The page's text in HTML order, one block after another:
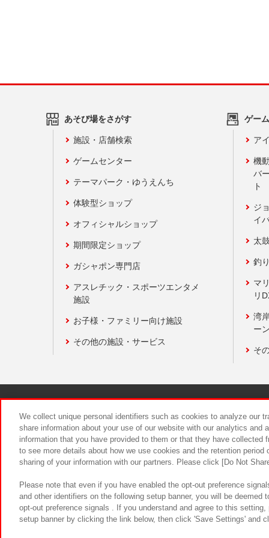
あそび場をさがす
施設・店舗検索
ゲームセンター
テーマパーク・ゆうえんち
体験型ショップ
オフィシャルショップ
期間限定ショップ
ガシャポン専門店
アスレチック・スポーツエンタメ
施設
お子様・ファミリー向け施設
その他の施設・サービス
ゲー
ア
機
バ
ト
ジ
イ
太
釣
マ
リ
湾
ー
そ
食品のご
We collect unique personal identifiers such as cookies to analyze our
share information about your use of our website with our analytics and
information that you have provided to them or that they have
to see more details about how we use cookies and the retention
sharing of your information with our partners. Please click [Do Not
Please note that even if you have enabled the opt-out preference
and other identifiers on the following setup banner, you will be
opt-out preference signals . If you understand and agree to this
setup banner by clicking the link below, then click 'Save Settings' and